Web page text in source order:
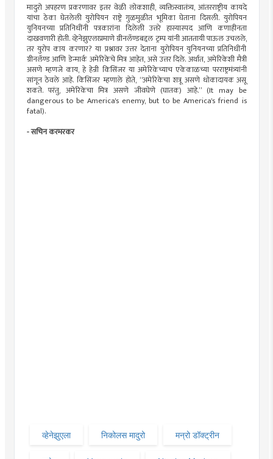
मादुरो अपहरण प्रकरणावर इतर वेळी लोकशाही, व्यक्तिस्वातंत्र्य, आंतरराष्ट्रीय कायदे
यांचा ठेका घेतलेली युरोपियन राष्ट्रे गुळमुळीत भूमिका घेताना दिसली. युरोपियन
युनियनच्या प्रतिनिधींनी पत्रकारांना दिलेली उत्तरे हास्यास्पद आणि कणाहीनता
दाखवणारी होती. व्हेनेझुएलाप्रमाणे ग्रीनलॅण्डबद्दल ट्रम्प यांनी आततायी पाऊल उचलले,
तर युरोप काय करणार? या प्रश्नावर उत्तर देताना युरोपियन युनियनच्या प्रतिनिधींनी
ग्रीनलॅण्ड आणि डेन्मार्क अमेरिकेचे मित्र आहेत, असे उत्तर दिले. अर्थात, अमेरिकेशी मैत्री
असणे म्हणजे काय, हे हेन्री किसिंजर या अमेरिकेच्याच एकेकाळच्या परराष्ट्रमंत्र्यांनी
सांगून ठेवले आहे. किसिंजर म्हणाले होते, “अमेरिकेचा शत्रू असणे धोकादायक असू
शकते. परंतु, अमेरिकेचा मित्र असणे जीवघेणे (घातक) आहे.” (It may be
dangerous to be America's enemy, but to be America's friend is
fatal).
- सचिन करमरकर
व्हेनेझुएला निकोलस मादुरो मन्रो डॉक्ट्रीन‌